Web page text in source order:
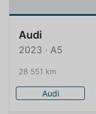
Audi
2023 · A5
28 551 km
Audi